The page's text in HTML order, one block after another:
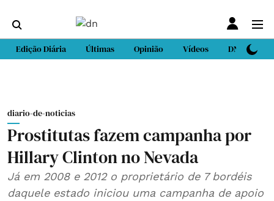
Edição Diária Últimas Opinião Vídeos DN Sport
diario-de-noticias
Prostitutas fazem campanha por
Hillary Clinton no Nevada
Já em 2008 e 2012 o proprietário de 7 bordéis
daquele estado iniciou uma campanha de apoio